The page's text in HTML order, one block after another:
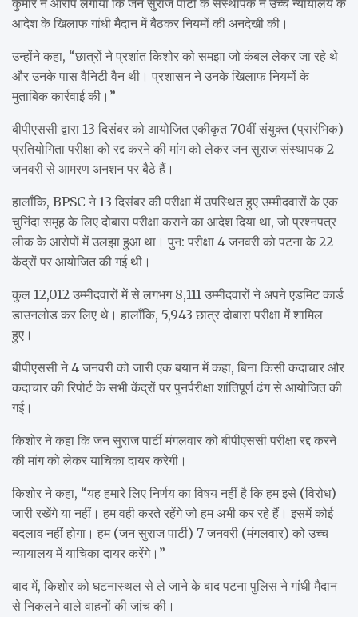
आदेश के खिलाफ गांधी मैदान में बैठकर नियमों की अनदेखी की।
उन्होंने कहा, “छात्रों ने प्रशांत किशोर को समझा जो कंबल लेकर जा रहे थे
और उनके पास वैनिटी वैन थी। प्रशासन ने उनके खिलाफ नियमों के
मुताबिक कार्रवाई की।”
बीपीएससी द्वारा 13 दिसंबर को आयोजित एकीकृत 70वीं संयुक्त (प्रारंभिक)
प्रतियोगिता परीक्षा को रद्द करने की मांग को लेकर जन सुराज संस्थापक 2
जनवरी से आमरण अनशन पर बैठे हैं।
हालाँकि, BPSC ने 13 दिसंबर की परीक्षा में उपस्थित हुए उम्मीदवारों के एक
चुनिंदा समूह के लिए दोबारा परीक्षा कराने का आदेश दिया था, जो प्रश्नपत्र
लीक के आरोपों में उलझा हुआ था। पुन: परीक्षा 4 जनवरी को पटना के 22
केंद्रों पर आयोजित की गई थी।
कुल 12,012 उम्मीदवारों में से लगभग 8,111 उम्मीदवारों ने अपने एडमिट कार्ड
डाउनलोड कर लिए थे। हालाँकि, 5,943 छात्र दोबारा परीक्षा में शामिल
हुए।
बीपीएससी ने 4 जनवरी को जारी एक बयान में कहा, बिना किसी कदाचार और
कदाचार की रिपोर्ट के सभी केंद्रों पर पुनर्परीक्षा शांतिपूर्ण ढंग से आयोजित की
गई।
किशोर ने कहा कि जन सुराज पार्टी मंगलवार को बीपीएससी परीक्षा रद्द करने
की मांग को लेकर याचिका दायर करेगी।
किशोर ने कहा, “यह हमारे लिए निर्णय का विषय नहीं है कि हम इसे (विरोध)
जारी रखेंगे या नहीं। हम वही करते रहेंगे जो हम अभी कर रहे हैं। इसमें कोई
बदलाव नहीं होगा। हम (जन सुराज पार्टी) 7 जनवरी (मंगलवार) को उच्च
न्यायालय में याचिका दायर करेंगे।”
बाद में, किशोर को घटनास्थल से ले जाने के बाद पटना पुलिस ने गांधी मैदान
से निकलने वाले वाहनों की जांच की।